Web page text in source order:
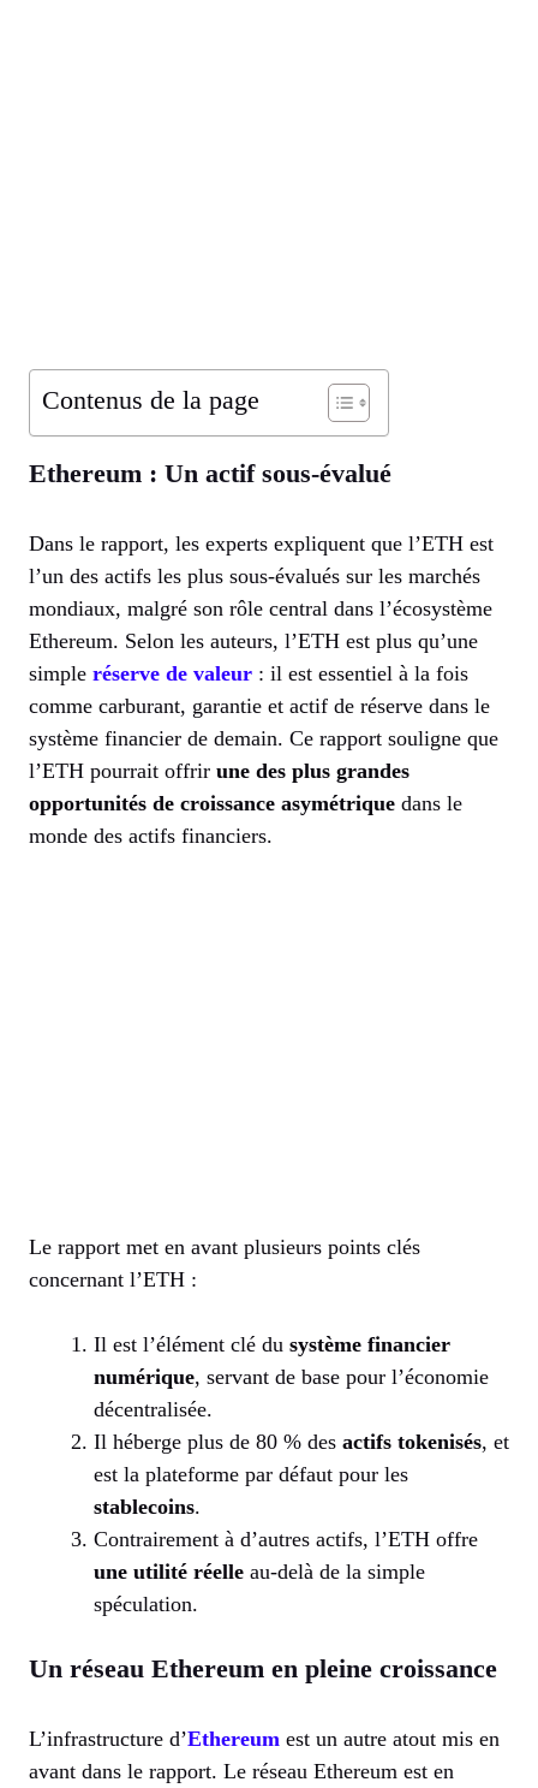
Contenus de la page
Ethereum : Un actif sous-évalué
Dans le rapport, les experts expliquent que l’ETH est
l’un des actifs les plus sous-évalués sur les marchés
mondiaux, malgré son rôle central dans l’écosystème
Ethereum. Selon les auteurs, l’ETH est plus qu’une
simple réserve de valeur : il est essentiel à la fois
comme carburant, garantie et actif de réserve dans le
système financier de demain. Ce rapport souligne que
l’ETH pourrait offrir une des plus grandes
opportunités de croissance asymétrique dans le
monde des actifs financiers.
Le rapport met en avant plusieurs points clés
concernant l’ETH :
Il est l’élément clé du système financier
numérique, servant de base pour l’économie
décentralisée.
Il héberge plus de 80 % des actifs tokenisés, et
est la plateforme par défaut pour les
stablecoins.
Contrairement à d’autres actifs, l’ETH offre
une utilité réelle au-delà de la simple
spéculation.
Un réseau Ethereum en pleine croissance
L’infrastructure d’Ethereum est un autre atout mis en
avant dans le rapport. Le réseau Ethereum est en